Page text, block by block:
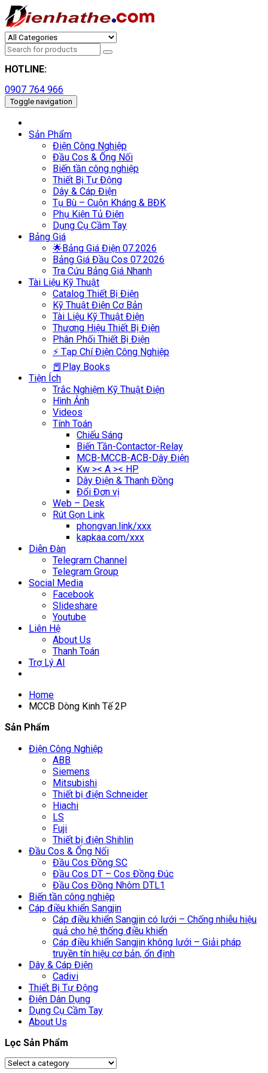
HOTLINE:
0907 764 966
Toggle navigation
Sản Phẩm
Điện Công Nghiệp
Đầu Cos & Ống Nối
Biến tần công nghiệp
Thiết Bị Tự Động
Dây & Cáp Điện
Tụ Bù – Cuộn Kháng & BĐK
Phụ Kiện Tủ Điện
Dụng Cụ Cầm Tay
Bảng Giá
🌟Bảng Giá Điện 07.2026
Bảng Giá Đầu Cos 07.2026
Tra Cứu Bảng Giá Nhanh
Tài Liệu Kỹ Thuật
Catalog Thiết Bị Điện
Kỹ Thuật Điện Cơ Bản
Tài Liệu Kỹ Thuật Điện
Thương Hiệu Thiết Bị Điện
Phân Phối Thiết Bị Điện
⚡ Tạp Chí Điện Công Nghiệp
📕Play Books
Tiện Ích
Trắc Nghiệm Kỹ Thuật Điện
Hình Ảnh
Videos
Tính Toán
Chiếu Sáng
Biến Tần-Contactor-Relay
MCB-MCCB-ACB-Dây Điện
Kw >< A >< HP
Dây Điện & Thanh Đồng
Đổi Đơn vị
Web – Desk
Rút Gọn Link
phongvan.link/xxx
kapkaa.com/xxx
Diễn Đàn
Telegram Channel
Telegram Group
Social Media
Facebook
Slideshare
Youtube
Liên Hệ
About Us
Thanh Toán
Trợ Lý AI
Home
MCCB Dòng Kinh Tế 2P
Sản Phẩm
Điện Công Nghiệp
ABB
Siemens
Mitsubishi
Thiết bị điện Schneider
Hiachi
LS
Fuji
Thiết bị điện Shihlin
Đầu Cos & Ống Nối
Đầu Cos Đồng SC
Đầu Cos DT – Cos Đồng Đúc
Đầu Cos Đồng Nhôm DTL1
Biến tần công nghiệp
Cáp điều khiển Sangjin
Cáp điều khiển Sangjin có lưới – Chống nhiễu hiệu
quả cho hệ thống điều khiển
Cáp điều khiển Sangjin không lưới – Giải pháp
truyền tín hiệu cơ bản, ổn định
Dây & Cáp Điện
Cadivi
Thiết Bị Tự Động
Điện Dân Dụng
Dụng Cụ Cầm Tay
About Us
Lọc Sản Phẩm